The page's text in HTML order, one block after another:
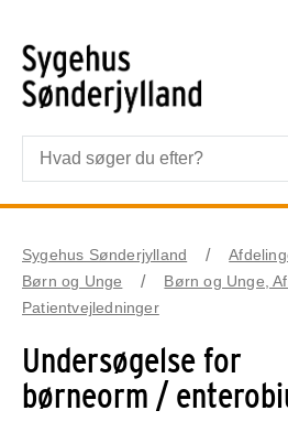
Sygehus Sønderjylland
Børn og Unge
Børn og Unge,
Patientvejledninger
Undersøgelse for
børneorm /